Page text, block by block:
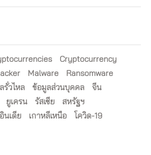
Cryptocurrency
Malware
Ransomware
รั่วไหล ข้อมูลส่วนบุคคล
จีน
ยูเครน รัสเซีย
สหรัฐฯ
อินเดีย เกาหลีเหนือ โควิด-19